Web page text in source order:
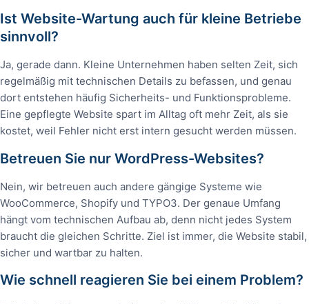
Ist Website-Wartung auch für kleine Betriebe
sinnvoll?
Ja, gerade dann. Kleine Unternehmen haben selten Zeit, sich
regelmäßig mit technischen Details zu befassen, und genau
dort entstehen häufig Sicherheits- und Funktionsprobleme.
Eine gepflegte Website spart im Alltag oft mehr Zeit, als sie
kostet, weil Fehler nicht erst intern gesucht werden müssen.
Betreuen Sie nur WordPress-Websites?
Nein, wir betreuen auch andere gängige Systeme wie
WooCommerce, Shopify und TYPO3. Der genaue Umfang
hängt vom technischen Aufbau ab, denn nicht jedes System
braucht die gleichen Schritte. Ziel ist immer, die Website stabil,
sicher und wartbar zu halten.
Wie schnell reagieren Sie bei einem Problem?